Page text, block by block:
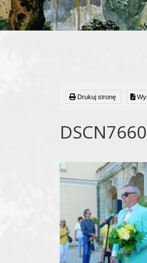
Drukuj stronę
DSCN7660